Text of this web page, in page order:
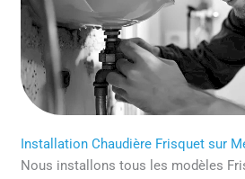
Installation Chaudière Frisquet sur
Nous installons tous les modèles